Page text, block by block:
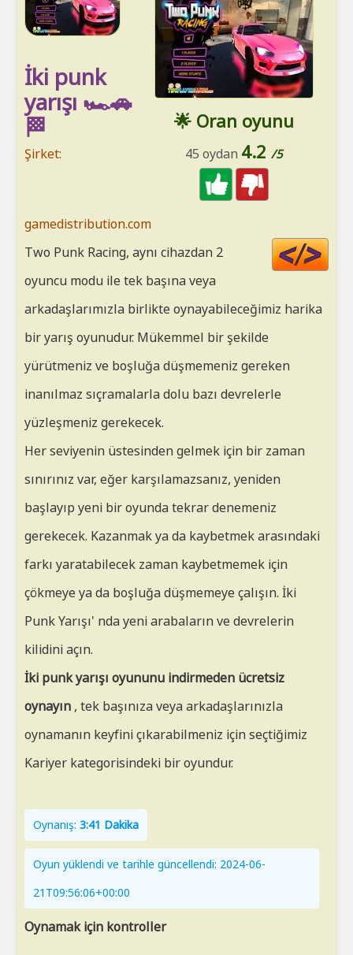
🌟 Oran oyunu
45 oydan 4.2 /5
İki punk
yarışı 🏎️🚗
🏁
Şirket:
gamedistribution.com
Two Punk Racing, aynı cihazdan 2
oyuncu modu ile tek başına veya
arkadaşlarımızla birlikte oynayabileceğimiz harika
bir yarış oyunudur. Mükemmel bir şekilde
yürütmeniz ve boşluğa düşmemeniz gereken
inanılmaz sıçramalarla dolu bazı devrelerle
yüzleşmeniz gerekecek.
Her seviyenin üstesinden gelmek için bir zaman
sınırınız var, eğer karşılamazsanız, yeniden
başlayıp yeni bir oyunda tekrar denemeniz
gerekecek. Kazanmak ya da kaybetmek arasındaki
farkı yaratabilecek zaman kaybetmemek için
çökmeye ya da boşluğa düşmemeye çalışın. İki
Punk Yarışı' nda yeni arabaların ve devrelerin
kilidini açın.
İki punk yarışı oyununu indirmeden ücretsiz
oynayın , tek başınıza veya arkadaşlarınızla
oynamanın keyfini çıkarabilmeniz için seçtiğimiz
Kariyer kategorisindeki bir oyundur.
Oynanış: 3:41 Dakika
Oyun yüklendi ve tarihle güncellendi: 2024-06-
21T09:56:06+00:00
Oynamak için kontroller